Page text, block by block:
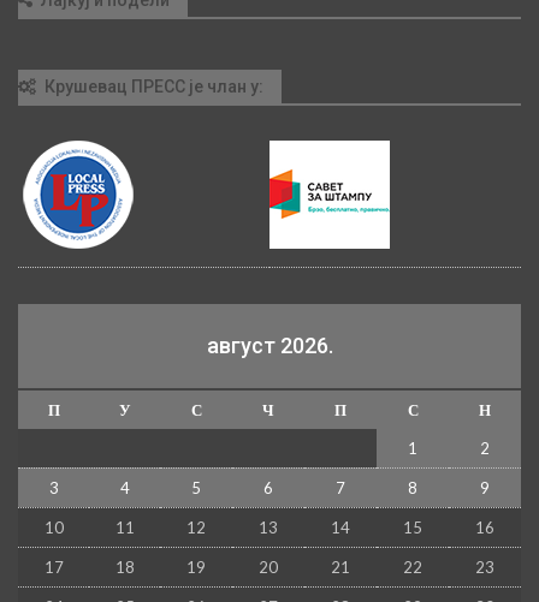
Крушевац ПРЕСС је члан у:
август 2026.
П У С Ч П С
Н
1
2
3 4 5 6 7 8 9
10 11 12 13 14 15 16
17 18 19 20 21 22 23